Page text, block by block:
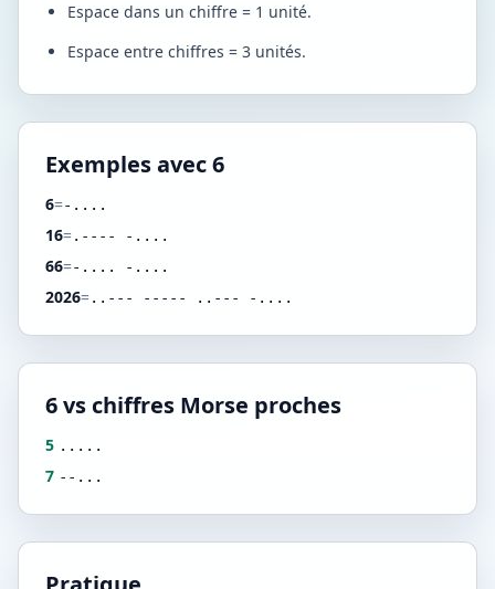
Espace dans un chiffre = 1 unité.
Espace entre chiffres = 3 unités.
Exemples avec 6
6=-....
16=.---- -....
66=-.... -....
2026=..--- ----- ..--- -....
6 vs chiffres Morse proches
5 .....
7 --...